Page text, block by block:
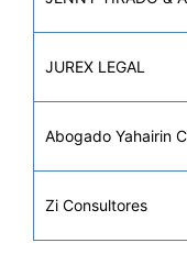
JUREX LEGAL
Abogado Yahairin
Zi Consultores